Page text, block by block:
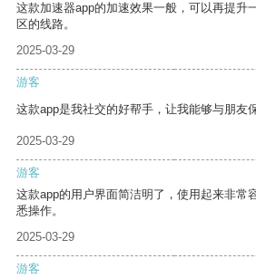
这款加速器app的加速效果一般，可以再提升
区的线路。
2025-03-29
游客
这款app是我社交的好帮手，让我能够与朋友
2025-03-29
游客
这款app的用户界面简洁明了，使用起来非常
悉操作。
2025-03-29
游客